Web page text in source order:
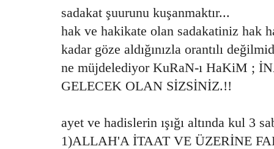
sadakat şuurunu kuşanmaktır...
hak ve hakikate olan sadakatiniz hak
kadar göze aldığınızla orantılı
ne müjdelediyor KuRaN-ı HaKiM ;
GELECEK OLAN SİZSİNİZ.!!
ayet ve hadislerin ışığı altında kul 3
1)ALLAH'A İTAAT VE ÜZERİNE